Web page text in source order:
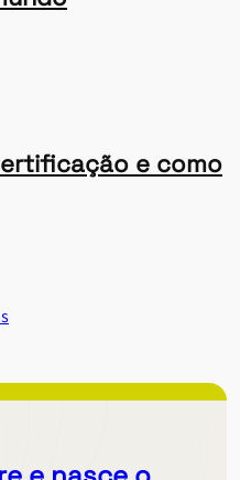
e como